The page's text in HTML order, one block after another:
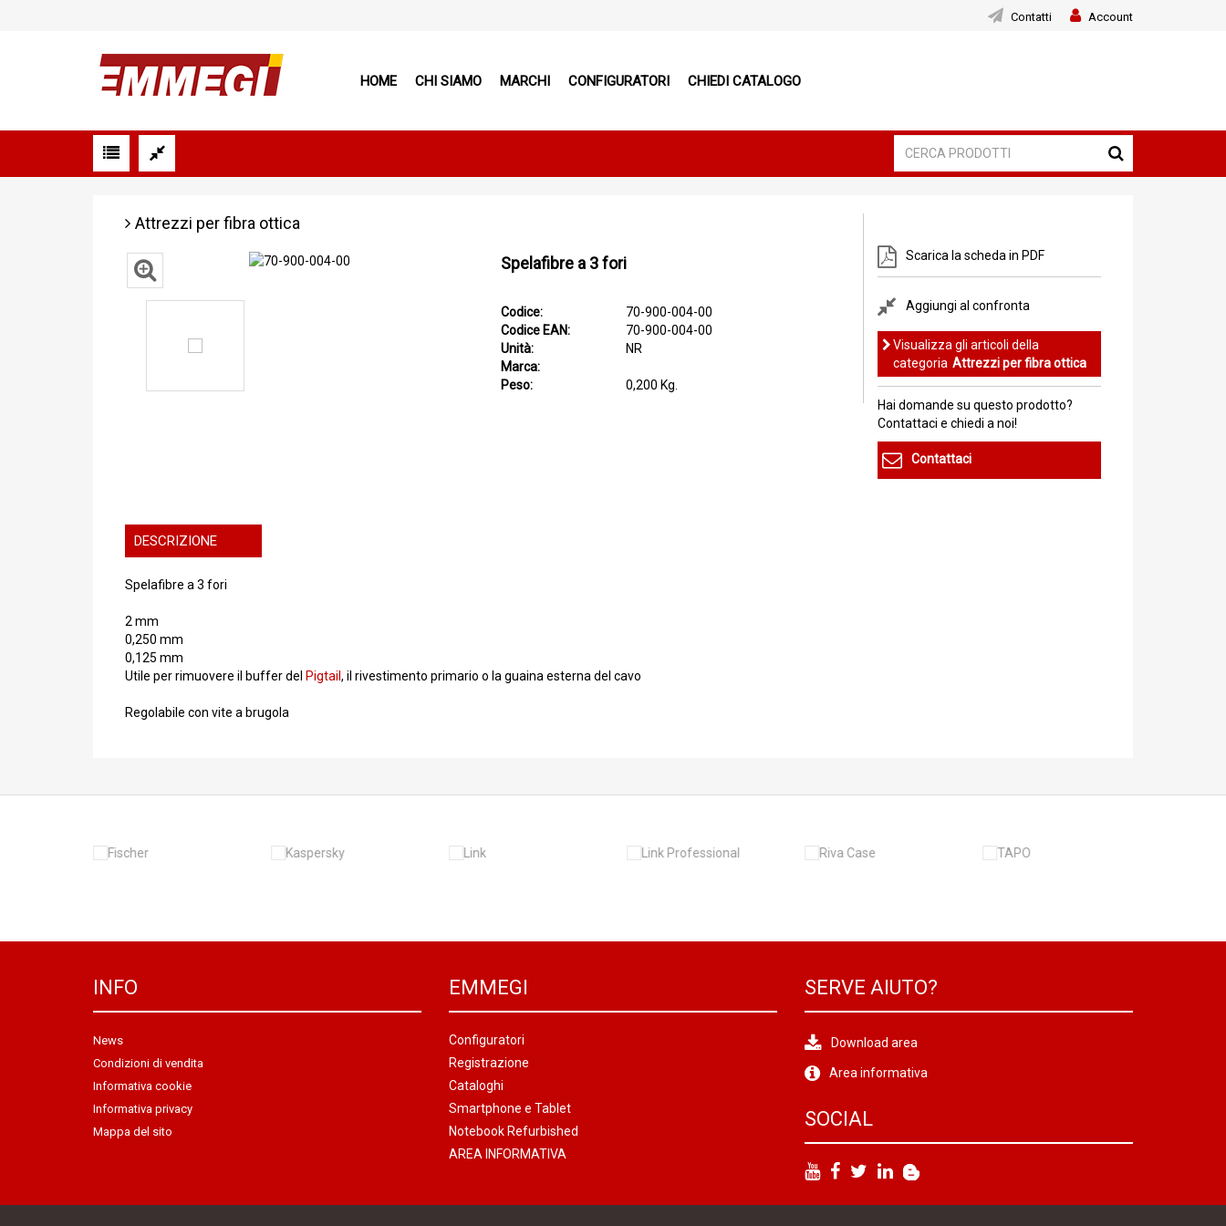
Account
Contatti
HOME CHI SIAMO MARCHI CONFIGURATORI CHIEDI CATALOGO
Attrezzi per fibra ottica
Spelafibre a 3 fori
Codice:
70-900-004-00
Codice EAN:
70-900-004-00
Unità:
NR
Marca:
Peso:
0,200 Kg.
Scarica la scheda in PDF
Aggiungi al confronta
Visualizza gli articoli della
categoria Attrezzi per fibra ottica
Hai domande su questo prodotto?
Contattaci e chiedi a noi!
Contattaci
DESCRIZIONE
Spelafibre a 3 fori
2 mm
0,250 mm
0,125 mm
Utile per rimuovere il buffer del Pigtail , il rivestimento primario o la guaina esterna del cavo
Regolabile con vite a brugola
INFO
News
Condizioni di vendita
Informativa cookie
Informativa privacy
Mappa del sito
EMMEGI
Configuratori
Registrazione
Cataloghi
Smartphone e Tablet
Notebook Refurbished
AREA INFORMATIVA
SERVE AIUTO?
Download area
Area informativa
SOCIAL